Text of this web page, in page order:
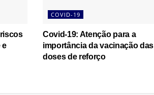
e
COVID-19
Covid-19: Atenção para a
importância da vacinação das
doses de reforço